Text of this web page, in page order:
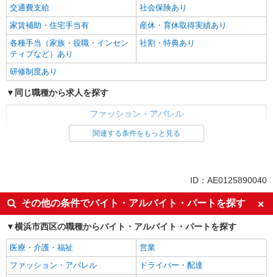
交通費支給
社会保険あり
家賃補助・住宅手当有
産休・育休取得実績あり
各種手当（家族・役職・インセン
ティブなど）あり
社割・特典あり
研修制度あり
同じ職種から求人を探す
ファッション・アパレル
社会保険あり
産休・育休取得実績あり
関連する条件をもっと見る
ID：AE0125890040
その他の条件でバイト・アルバイト・パートを探す
横浜市西区の職種からバイト・アルバイト・パートを探す
医療・介護・福祉
営業
ファッション・アパレル
ドライバー・配達